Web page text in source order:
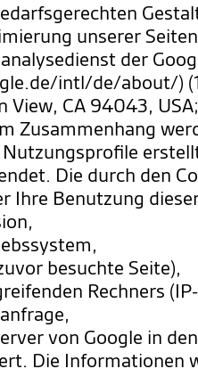
unserer
der
intl/de/about/)
View, CA 94043,
Zusammenhang
Die durch den
Ihre Benutzung
besuchte Seite),
Rechners
von Google in
Die Informationen